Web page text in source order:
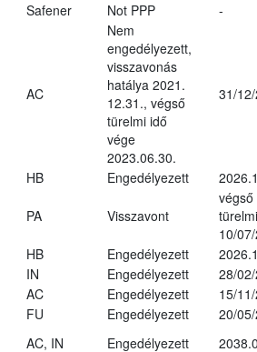
Safener Not PPP -
AC
Nem
engedélyezett,
visszavonás
hatálya 2021.
12.31., végső
türelmi idő
vége
2023.06.30.
31/
HB Engedélyezett
PA Visszavont
végső
10/
HB Engedélyezett
IN Engedélyezett
28/
AC Engedélyezett
15/
FU Engedélyezett
20/
AC, IN Engedélyezett